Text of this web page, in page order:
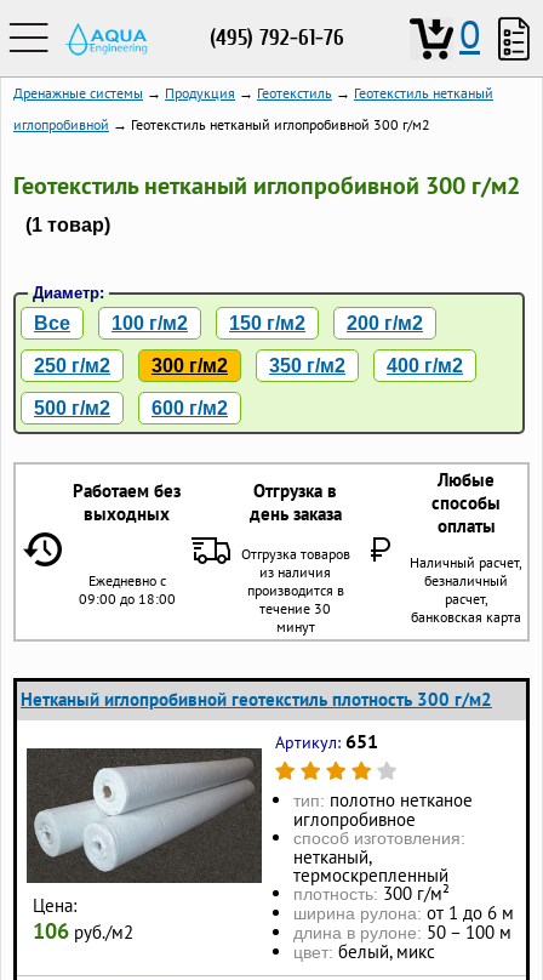
(495) 792-61-76 0
Дренажные системы → Продукция → Геотекстиль → Геотекстиль нетканый
иглопробивной → Геотекстиль нетканый иглопробивной 300 г/м2
Геотекстиль нетканый иглопробивной 300 г/м2
(1 товар)
Диаметр:
Все 100 г/м2 150 г/м2 200 г/м2
250 г/м2 300 г/м2 350 г/м2 400 г/м2
500 г/м2 600 г/м2
Работаем без
выходных
Отгрузка в
день заказа
Любые
способы
оплаты
Ежедневно с
09:00 до 18:00
Отгрузка товаров
из наличия
производится в
течение 30
минут
Наличный расчет,
безналичный
расчет,
банковская карта
Нетканый иглопробивной геотекстиль плотность 300 г/м2
Цена:
106 руб./м2
Артикул: 651
тип: полотно нетканое
иглопробивное
способ изготовления:
нетканый,
термоскрепленный
плотность: 300 г/м²
ширина рулона: от 1 до 6 м
длина в рулоне: 50 – 100 м
цвет: белый, микс